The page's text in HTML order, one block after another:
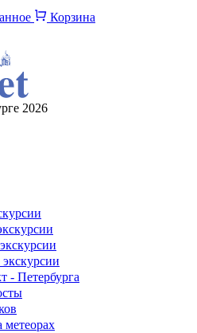
Корзина
2026
- Петербурга
метеорах